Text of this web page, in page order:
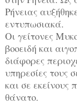
Ρήνειας
εντυπωσιακά.
Οι γείτονες
βοοειδή και
διάφορες
υπηρεσίες τους
και σε εκείνους
θάνατο.